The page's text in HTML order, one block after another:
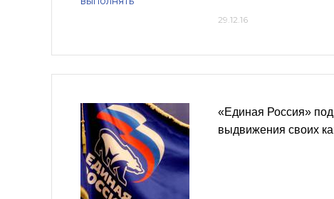
29.12.16
«Единая Россия»
выдвижения своих